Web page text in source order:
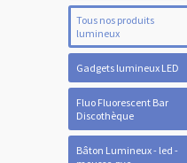
Tous nos produits
lumineux
Gadgets lumineux LED
Fluo Fluorescent Bar
Discothèque
Bâton Lumineux - led -